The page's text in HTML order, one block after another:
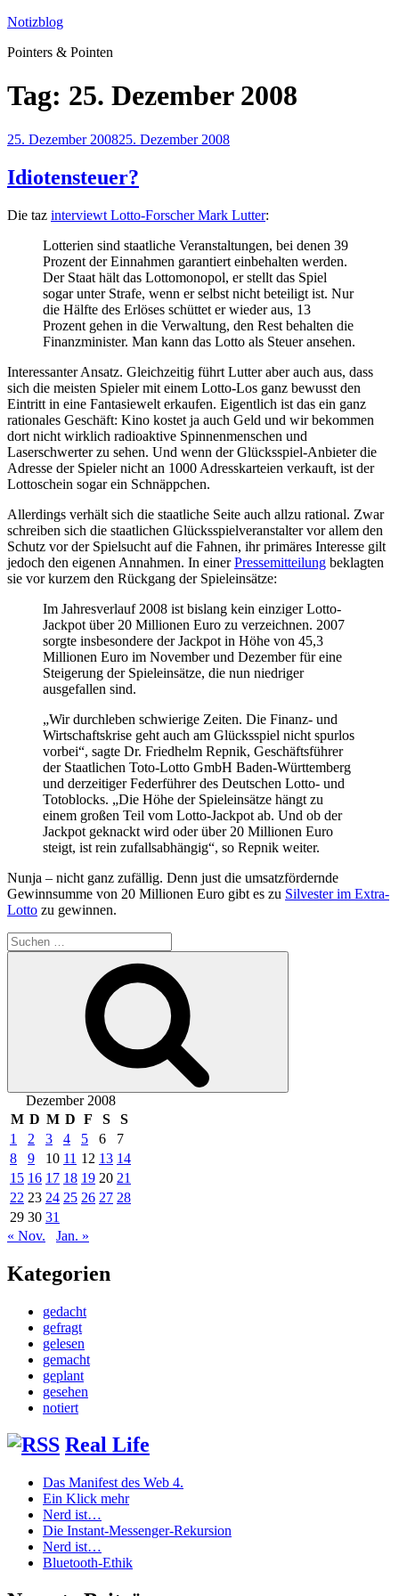
Zum
springen
Notizblog
Pointers & Pointen
Tag: 25. Dezember 2008
Veröffentlicht
25. Dezember 200825. Dezember 2008
Idiotensteuer?
Die taz interviewt Lotto-Forscher Mark Lutter:
Lotterien sind staatliche Veranstaltungen, bei denen 39
Prozent der Einnahmen garantiert einbehalten werden.
Der Staat hält das Lottomonopol, er stellt das Spiel
sogar unter Strafe, wenn er selbst nicht beteiligt ist. Nur
die Hälfte des Erlöses schüttet er wieder aus, 13
Prozent gehen in die Verwaltung, den Rest behalten die
Finanzminister. Man kann das Lotto als Steuer ansehen.
Interessanter Ansatz. Gleichzeitig führt Lutter aber auch aus, dass
sich die meisten Spieler mit einem Lotto-Los ganz bewusst den
Eintritt in eine Fantasiewelt erkaufen. Eigentlich ist das ein ganz
rationales Geschäft: Kino kostet ja auch Geld und wir bekommen
dort nicht wirklich radioaktive Spinnenmenschen und
Laserschwerter zu sehen. Und wenn der Glücksspiel-Anbieter die
Adresse der Spieler nicht an 1000 Adresskarteien verkauft, ist der
Lottoschein sogar ein Schnäppchen.
Allerdings verhält sich die staatliche Seite auch allzu rational. Zwar
schreiben sich die staatlichen Glücksspielveranstalter vor allem den
Schutz vor der Spielsucht auf die Fahnen, ihr primäres Interesse gilt
jedoch den eigenen Annahmen. In einerPressemitteilung beklagten
sie vor kurzem den Rückgang der Spieleinsätze:
Im Jahresverlauf 2008 ist bislang kein einziger Lotto-
Jackpot über 20 Millionen Euro zu verzeichnen. 2007
sorgte insbesondere der Jackpot in Höhe von 45,3
Millionen Euro im November und Dezember für eine
Steigerung der Spieleinsätze, die nun niedriger
ausgefallen sind.
„Wir durchleben schwierige Zeiten. Die Finanz- und
Wirtschaftskrise geht auch am Glücksspiel nicht spurlos
vorbei“, sagte Dr. Friedhelm Repnik, Geschäftsführer
der Staatlichen Toto-Lotto GmbH Baden-Württemberg
und derzeitiger Federführer des Deutschen Lotto- und
Totoblocks. „Die Höhe der Spieleinsätze hängt zu
einem großen Teil vom Lotto-Jackpot ab. Und ob der
Jackpot geknackt wird oder über 20 Millionen Euro
steigt, ist rein zufallsabhängig“, so Repnik weiter.
Nunja – nicht ganz zufällig. Denn just die umsatzfördernde
Gewinnsumme von 20 Millionen Euro gibt es zu Silvester im Extra-
Lotto zu gewinnen.
Suche
nach:
Dezember 2008
M D M D F S
S
1
2 3 4 5 6
7
8
9 10 11 12 13 14
15 16 17 18 19 20 21
22 23 24 25 26 27 28
29 30 31
« Nov.
Jan. »
Kategorien
gedacht
gefragt
gelesen
gemacht
geplant
gesehen
notiert
Real Life
Das Manifest des Web 4.
Ein Klick mehr
Nerd ist…
Die Instant-Messenger-Rekursion
Nerd ist…
Bluetooth-Ethik